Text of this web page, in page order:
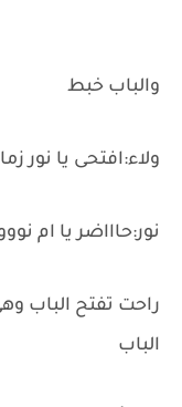
والباب خبط
ولاء:افتحى يا نور
نور:حاااضر يا ام
راحت تفتح الباب
الباب